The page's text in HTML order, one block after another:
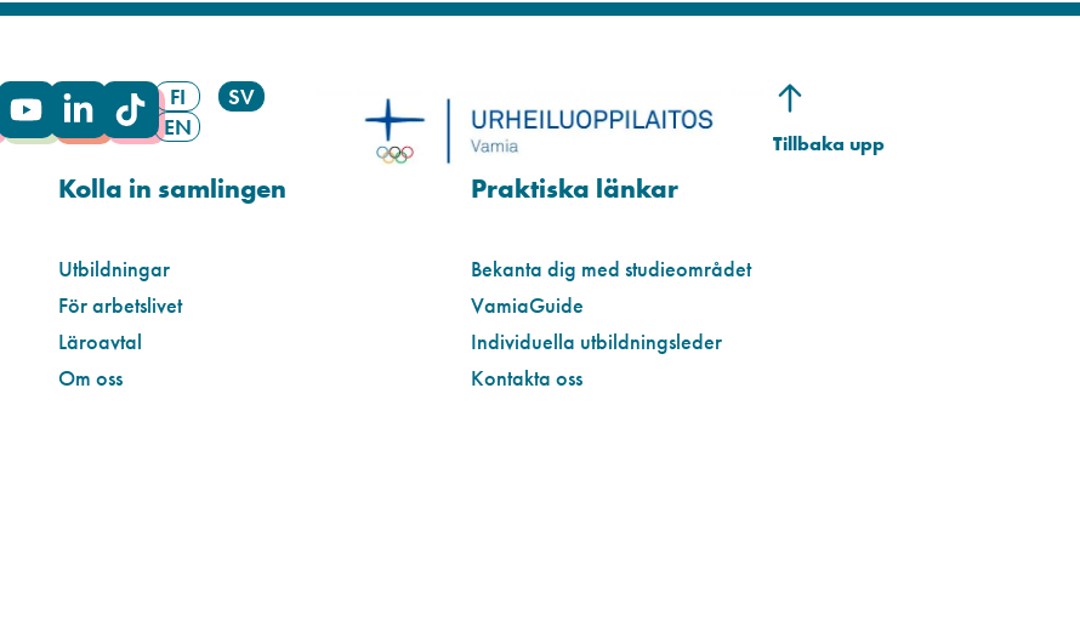
FI
SV
EN
Kolla in samlingen
Utbildningar
För arbetslivet
Läroavtal
Om oss
Praktiska länkar
Bekanta dig med studieområdet
VamiaGuide
Individuella utbildningsleder
Kontakta oss